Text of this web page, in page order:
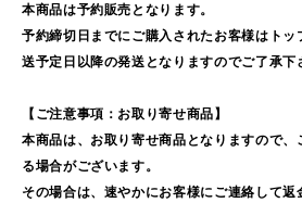
本商品は予約販売となります。
予約締切日までにご購入されたお客様はト
送予定日以降の発送となりますのでご了承下
【ご注意事項：お取り寄せ商品】
本商品は、お取り寄せ商品となりますので
る場合がございます。
その場合は、速やかにお客様にご連絡して返